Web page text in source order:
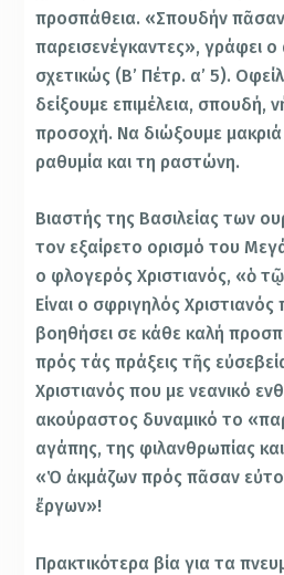
προσπάθεια. «Σπουδήν πᾶσαν
παρεισενέγκαντες», γράφει
σχετικώς (Β’ Πέτρ. α’ 5).
δείξουμε επιμέλεια, σπουδή,
προσοχή. Να διώξουµε μακριά
ραθυμία και τη ραστώνη.
Βιαστής της Βασιλείας των
τον εξαίρετο ορισμό του
ο φλογερός Χριστιανός, «ὁ
Είναι ο σφριγηλός
βοηθήσει σε κάθε καλή
πρός τάς πράξεις τῆς
Χριστιανός που µε νεανικό
ακούραστος δυναμικό το
αγάπης, της φιλανθρωπίας
«Ὁ ἀκµάζων πρός πᾶσαν
ἔργων»!
Πρακτικότερα βία για τα